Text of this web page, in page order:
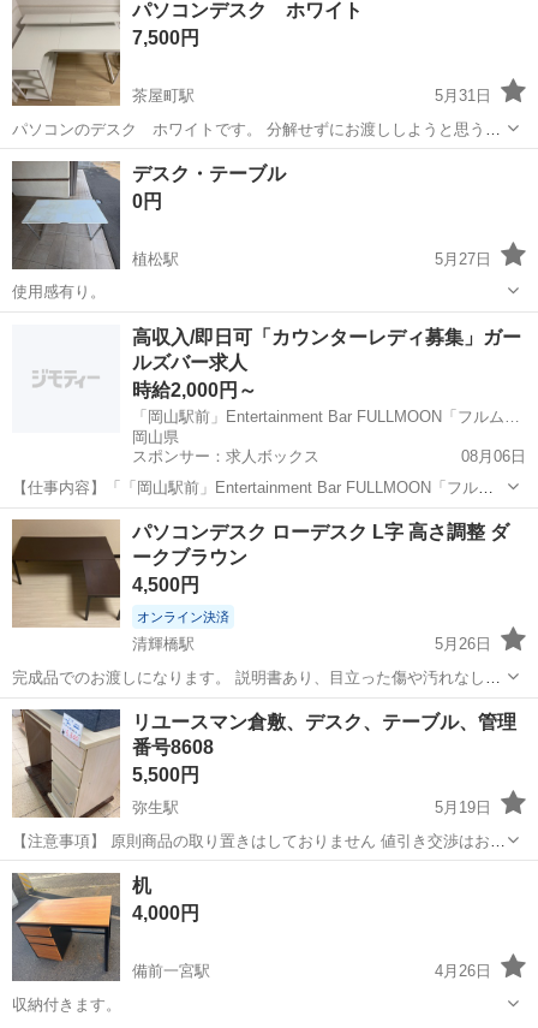
パソコンデスク ホワイト
7,500円
茶屋町駅
5月31日
パソコンのデスク ホワイトです。 分解せずにお渡ししようと思うの
で、倉敷市の藤戸町まで取りに来れる方限定でお願いします。
岡山 倉敷市 茶屋町駅 テーブル
デスク・テーブル
0円
植松駅
5月27日
使用感有り。
岡山市 植松駅 テーブル デスク
高収入/即日可「カウンターレディ募集」ガー
ルズバー求人
時給2,000円～
岡山県
スポンサー：求人ボックス
08月06日
【仕事内容】「「岡山駅前」Entertainment Bar FULLMOON「フルム
ーン」」のお仕事はとってもカンタン お客様と楽しくお喋り 注文され
たお酒を作る あなたにお任せするのはこの2つ 初めての女の子でも心
配ありません...
アルバイト・パート
パソコンデスク ローデスク L字 高さ調整 ダ
ークブラウン
4,500円
オンライン決済
清輝橋駅
5月26日
完成品でのお渡しになります。 説明書あり、目立った傷や汚れなし。
一年ほど使用しました。 時間を作るのが難しくご迷惑をおかけしてし
まうので、非対面での取引をお願いいたします。 日時は搬送の手伝い
をしてもらう相...
岡山 岡山市 テーブル デスク
リユースマン倉敷、デスク、テーブル、管理
番号8608
5,500円
弥生駅
5月19日
【注意事項】 原則商品の取り置きはしておりません 値引き交渉はお受
けできません 購入のタイミングが重なった場合は店頭販売を優先させ
て頂きます m(_ _)m 上記問合せ、またはテンプレートでのご質問には
お返事しておりま...
岡山 倉敷市
机
4,000円
備前一宮駅
4月26日
収納付きます。